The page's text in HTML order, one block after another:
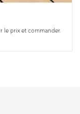
le prix et commander.